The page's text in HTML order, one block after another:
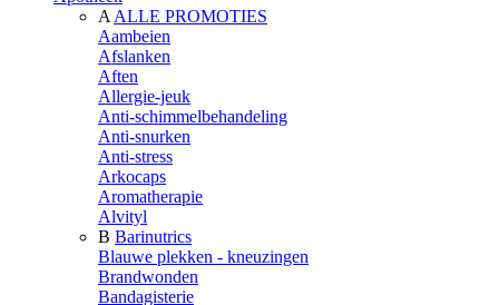
A ALLE PROMOTIES
Aambeien
Afslanken
Aften
Allergie-jeuk
Anti-schimmelbehandeling
Anti-snurken
Anti-stress
Arkocaps
Aromatherapie
Alvityl
B Barinutrics
Blauwe plekken - kneuzingen
Brandwonden
Bandagisterie